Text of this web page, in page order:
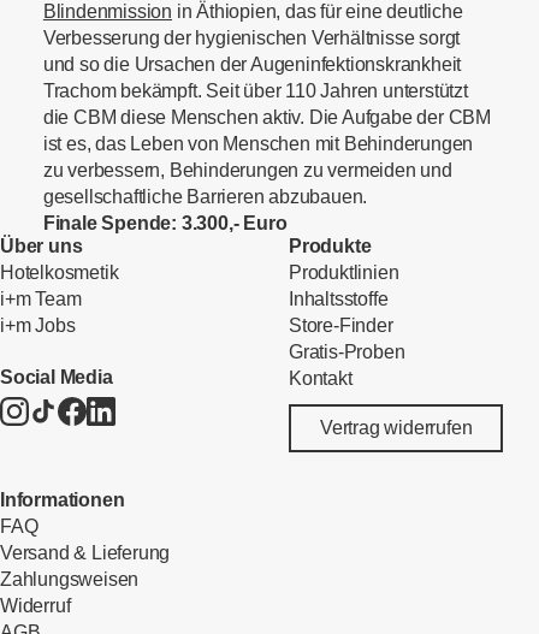
Blindenmission in Äthiopien, das für eine deutliche
Verbesserung der hygienischen Verhältnisse sorgt
und so die Ursachen der Augeninfektionskrankheit
Trachom bekämpft. Seit über 110 Jahren unterstützt
die CBM diese Menschen aktiv. Die Aufgabe der CBM
ist es, das Leben von Menschen mit Behinderungen
zu verbessern, Behinderungen zu vermeiden und
gesellschaftliche Barrieren abzubauen.
Finale Spende: 3.300,- Euro
Über uns
Hotelkosmetik
i+m Team
i+m Jobs
Social Media
Produkte
Produktlinien
Inhaltsstoffe
Store-Finder
Gratis-Proben
Kontakt
Vertrag widerrufen
Informationen
FAQ
Versand & Lieferung
Zahlungsweisen
Widerruf